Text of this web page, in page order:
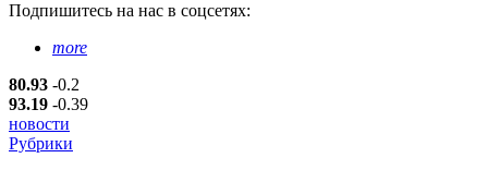
Подпишитесь на нас в соцсетях:
more
80.93 -0.2
93.19 -0.39
новости
Рубрики